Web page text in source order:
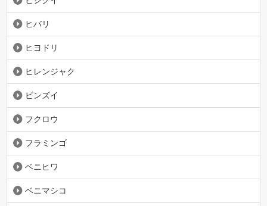
ヒバリ
ヒヨドリ
ヒレンジャク
ビンズイ
フクロウ
フラミンゴ
ベニヒワ
ベニマシコ